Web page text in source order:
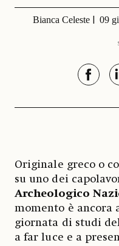
Bianca Celeste 09
Originale greco o
su uno dei
Archeologico
momento è ancora
giornata di studi
a far luce e a